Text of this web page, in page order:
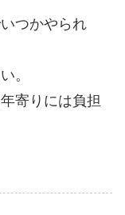
つかやられ
。
寄りには負担